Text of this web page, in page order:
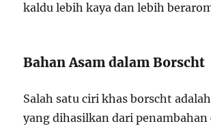
kaldu lebih kaya dan lebih
Bahan Asam dalam Borscht
Salah satu ciri khas borscht
yang dihasilkan dari penambahan